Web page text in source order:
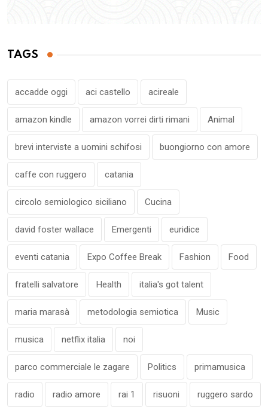
TAGS
accadde oggi aci castello acireale
amazon kindle amazon vorrei dirti rimani Animal
brevi interviste a uomini schifosi buongiorno con amore
caffe con ruggero catania
circolo semiologico siciliano Cucina
david foster wallace Emergenti euridice
eventi catania Expo Coffee Break Fashion Food
fratelli salvatore Health italia's got talent
maria marasà metodologia semiotica Music
musica netflix italia noi
parco commerciale le zagare Politics primamusica
radio radio amore rai 1 risuoni ruggero sardo